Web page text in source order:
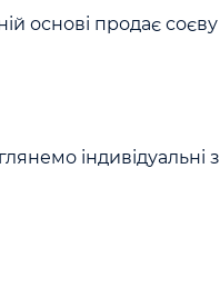
основі продає соєву
індивідуальні